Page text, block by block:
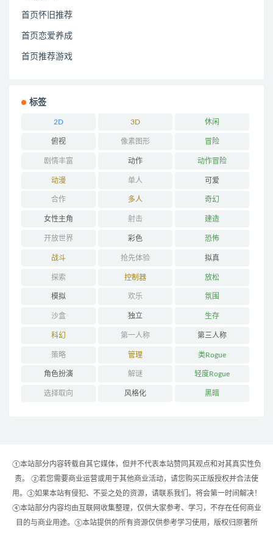
首页怀旧推荐
首页恋爱养成
首页推荐游戏
标签
2D 3D 休闲
俯视 像素图形 冒险
剧情丰富 动作 动作冒险
动漫 单人 可爱
合作 多人 奇幻
女性主角 射击 建造
开放世界 彩色 恐怖
战斗 抢先体验 拟真
探索 控制器 放松
模拟 欢乐 氛围
沙盒 独立 生存
科幻 第一人称 第三人称
策略 管理 类Rogue
角色扮演 解谜 轻度Rogue
选择取向 风格化 黑暗
①本站部分内容转载自其它媒体，但并不代表本站赞同其观点和对其真实性负
责。 ②若您需要商业运营或用于其他商业活动，请您购买正版授权并合法使
用。③如果本站有侵犯、不妥之处的资源，请联系我们。将会第一时间解决！
④本站部分内容均由互联网收集整理，仅供大家参考、学习，不存在任何商业
目的与商业用途。⑤本站提供的所有资源仅供参考学习使用，版权归原著所